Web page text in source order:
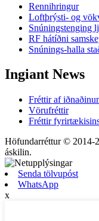
Rennihringur
Loftþrýsti- og
Snúningstenging
RF hátíðni
Snúnings-halla
Ingiant News
Fréttir af
Vörufréttir
Fréttir
Höfundarréttur © 2014-
áskilin.
Senda tölvupóst
WhatsApp
x